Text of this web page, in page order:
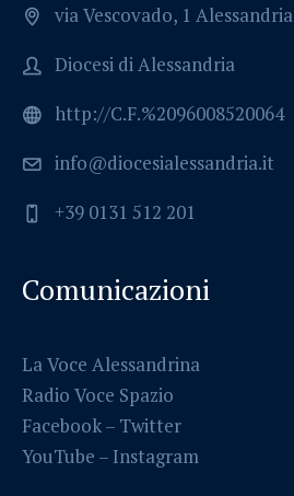
via Vescovado, 1 Alessandria
Diocesi di Alessandria
http://C.F.%2096008520064
info@diocesialessandria.it
+39 0131 512 201
Comunicazioni
La Voce Alessandrina
Radio Voce Spazio
Facebook– Twitter
YouTube – Instagram